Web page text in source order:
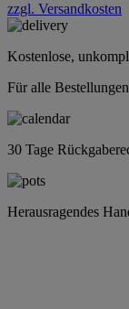
zzgl. Versandkosten
Kostenlose,
Für alle
30 Tage
Herausragendes